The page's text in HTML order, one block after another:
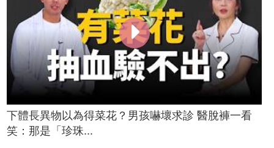
下體長異物以為得菜花？男孩嚇壞求診 醫脫褲一看
笑：那是「珍珠...